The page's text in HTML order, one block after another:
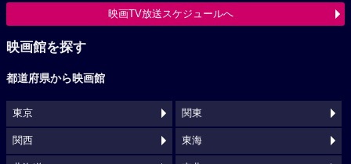
映画TV放送スケジュールへ
映画館を探す
都道府県から映画館
東京 関東
関西 東海